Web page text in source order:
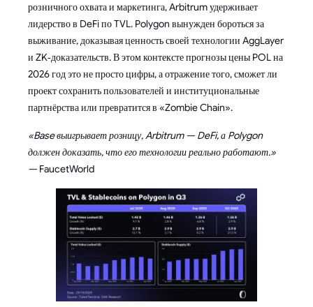
розничного охвата и маркетинга, Arbitrum удерживает
лидерство в DeFi по TVL. Polygon вынужден бороться за
выживание, доказывая ценность своей технологии AggLayer
и ZK‑доказательств. В этом контексте прогнозы цены POL на
2026 год это не просто цифры, а отражение того, сможет ли
проект сохранить пользователей и институциональные
партнёрства или превратится в «Zombie Chain».
«Base выигрывает розницу, Arbitrum — DeFi, а Polygon
должен доказать, что его технологии реально работают.»
— FaucetWorld